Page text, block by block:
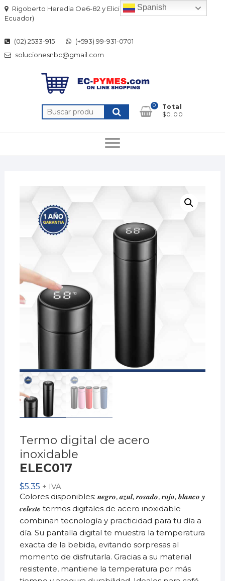
Skip
to
Rigoberto Heredia Oe6-82 y Elicio Flor (Quito-
Ecuador)
(02) 2533-915
(+593) 99-931-0701
solucionesnbc@gmail.com
Buscar
por:
0
Total
$0.00
Termo digital de acero
inoxidable
ELEC017
$5.35 + IVA
Colores disponibles: 𝒏𝒆𝒈𝒓𝒐, 𝒂𝒛𝒖𝒍, 𝒓𝒐𝒔𝒂𝒅𝒐, 𝒓𝒐𝒋𝒐, 𝒃𝒍𝒂𝒏𝒄𝒐 𝒚
𝒄𝒆𝒍𝒆𝒔𝒕𝒆 termos digitales de acero inoxidable
combinan tecnología y practicidad para tu día a
día. Su pantalla digital te muestra la temperatura
exacta de la bebida, evitando sorpresas al
momento de disfrutarla. Gracias a su material
resistente, mantiene la temperatura por más
Spanish